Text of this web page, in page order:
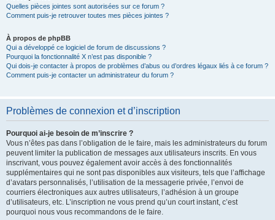
Quelles pièces jointes sont autorisées sur ce forum ?
Comment puis-je retrouver toutes mes pièces jointes ?
À propos de phpBB
Qui a développé ce logiciel de forum de discussions ?
Pourquoi la fonctionnalité X n’est pas disponible ?
Qui dois-je contacter à propos de problèmes d’abus ou d’ordres légaux liés à ce forum ?
Comment puis-je contacter un administrateur du forum ?
Problèmes de connexion et d’inscription
Pourquoi ai-je besoin de m’inscrire ?
Vous n’êtes pas dans l’obligation de le faire, mais les administrateurs du forum
peuvent limiter la publication de messages aux utilisateurs inscrits. En vous
inscrivant, vous pouvez également avoir accès à des fonctionnalités
supplémentaires qui ne sont pas disponibles aux visiteurs, tels que l’affichage
d’avatars personnalisés, l’utilisation de la messagerie privée, l’envoi de
courriers électroniques aux autres utilisateurs, l’adhésion à un groupe
d’utilisateurs, etc. L’inscription ne vous prend qu’un court instant, c’est
pourquoi nous vous recommandons de le faire.